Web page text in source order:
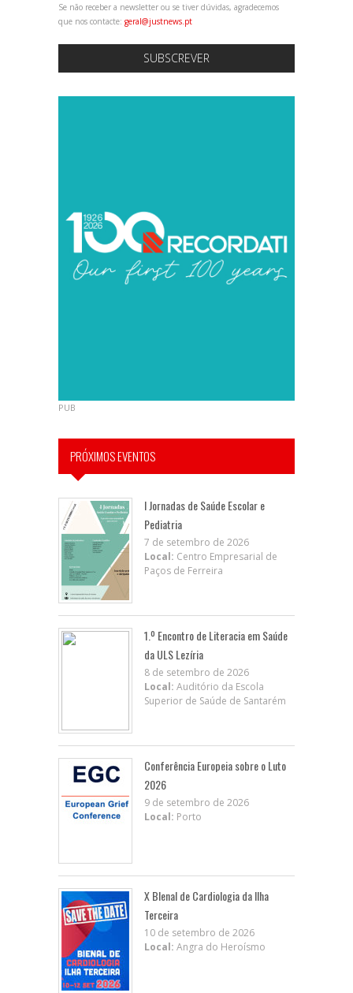
Se não receber a newsletter ou se tiver dúvidas, agradecemos
que nos contacte: geral@justnews.pt
SUBSCREVER
PUB
PRÓXIMOS EVENTOS
I Jornadas de Saúde Escolar e
Pediatria
7 de setembro de 2026
Local: Centro Empresarial de
Paços de Ferreira
1.º Encontro de Literacia em Saúde
da ULS Lezíria
8 de setembro de 2026
Local: Auditório da Escola
Superior de Saúde de Santarém
Conferência Europeia sobre o Luto
2026
9 de setembro de 2026
Local: Porto
X BIenal de Cardiologia da Ilha
Terceira
10 de setembro de 2026
Local: Angra do Heroísmo